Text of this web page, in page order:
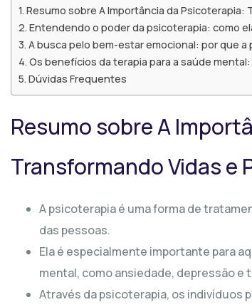
Resumo sobre A Importância da
Entendendo o poder da psicoterapia: como
A busca pelo bem-estar emocional: por que
Os benefícios da terapia para a saúde
Dúvidas Frequentes
Resumo sobre A
Transformando Vidas e
A psicoterapia é uma forma de
das pessoas.
Ela é especialmente importante para
mental, como ansiedade, depressão e
Através da psicoterapia, os indivíduos